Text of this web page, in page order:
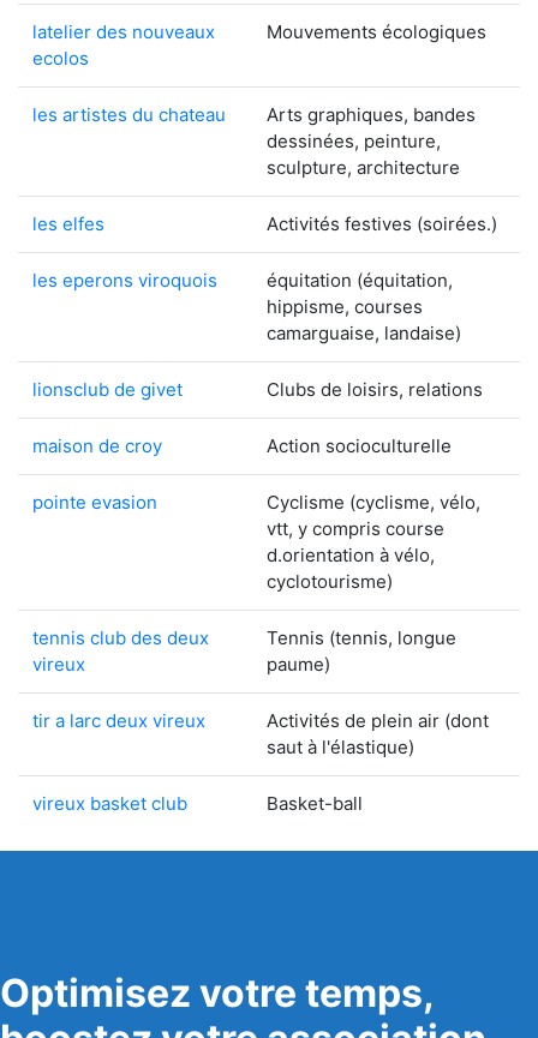
latelier des nouveaux
ecolos
Mouvements écologiques
les artistes du chateau
Arts graphiques, bandes
dessinées, peinture,
sculpture, architecture
les elfes Activités festives (soirées.)
les eperons viroquois
équitation (équitation,
hippisme, courses
camarguaise, landaise)
lionsclub de givet Clubs de loisirs, relations
maison de croy Action socioculturelle
pointe evasion
Cyclisme (cyclisme, vélo,
vtt, y compris course
d.orientation à vélo,
cyclotourisme)
tennis club des deux
vireux
Tennis (tennis, longue
paume)
tir a larc deux vireux
Activités de plein air (dont
saut à l'élastique)
vireux basket club Basket-ball
Optimisez votre temps,